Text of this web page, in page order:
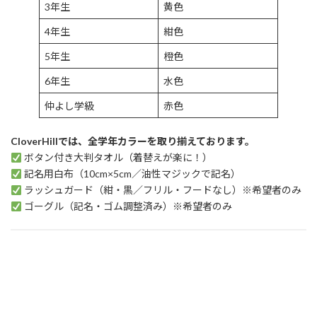
3年生 黄色
4年生 紺色
5年生 橙色
6年生 水色
仲よし学級 赤色
CloverHillでは、全学年カラーを取り揃えております。
ボタン付き大判タオル（着替えが楽に！）
記名用白布（10cm×5cm／油性マジックで記名）
ラッシュガード（紺・黒／フリル・フードなし）※希望者のみ
ゴーグル（記名・ゴム調整済み）※希望者のみ